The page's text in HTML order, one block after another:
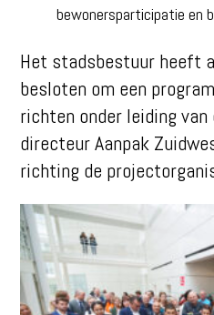
bewonersparticipatie en
Het stadsbestuur heeft
besloten om een
richten onder leiding
directeur Aanpak
richting de